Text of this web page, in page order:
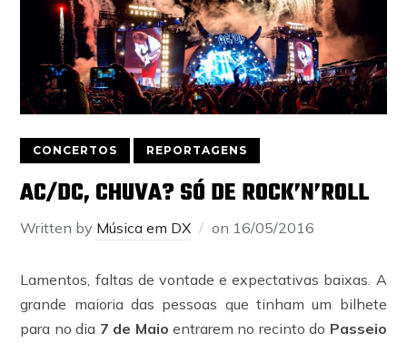
CONCERTOS REPORTAGENS
AC/DC, CHUVA? SÓ DE ROCK’N’ROLL
Written by Música em DX on 16/05/2016
Lamentos, faltas de vontade e expectativas baixas. A
grande maioria das pessoas que tinham um bilhete
para no dia 7 de Maio entrarem no recinto do Passeio